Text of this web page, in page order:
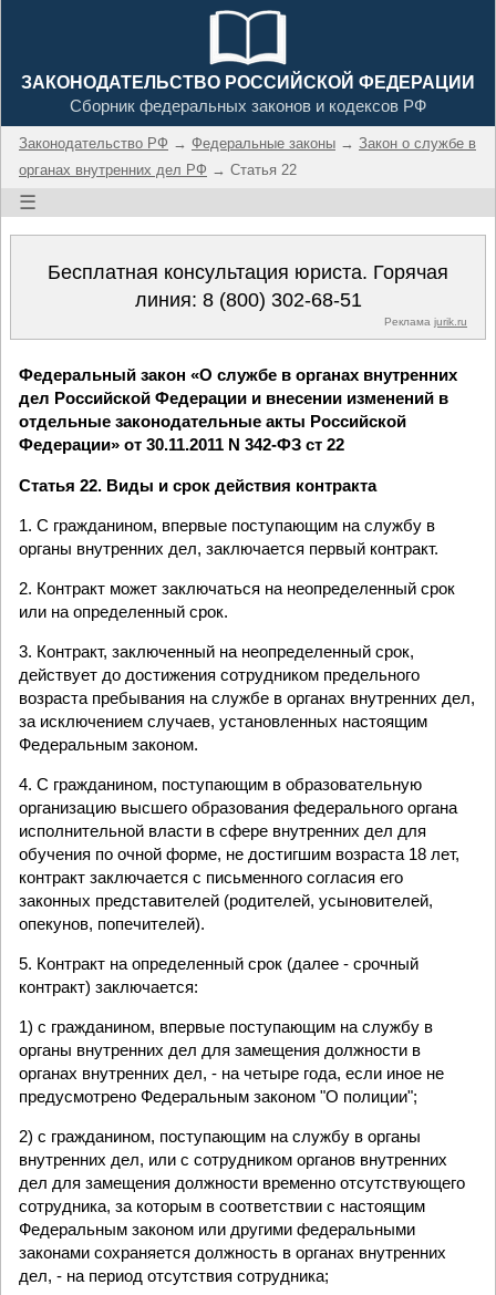
ЗАКОНОДАТЕЛЬСТВО РОССИЙСКОЙ ФЕДЕРАЦИИ
Сборник федеральных законов и кодексов РФ
Законодательство РФ → Федеральные законы → Закон о службе в
органах внутренних дел РФ → Статья 22
☰
Бесплатная консультация юриста. Горячая
линия: 8 (800) 302-68-51
Реклама jurik.ru
Федеральный закон «О службе в органах внутренних
дел Российской Федерации и внесении изменений в
отдельные законодательные акты Российской
Федерации» от 30.11.2011 N 342-ФЗ ст 22
Статья 22. Виды и срок действия контракта
1. С гражданином, впервые поступающим на службу в
органы внутренних дел, заключается первый контракт.
2. Контракт может заключаться на неопределенный срок
или на определенный срок.
3. Контракт, заключенный на неопределенный срок,
действует до достижения сотрудником предельного
возраста пребывания на службе в органах внутренних дел,
за исключением случаев, установленных настоящим
Федеральным законом.
4. С гражданином, поступающим в образовательную
организацию высшего образования федерального органа
исполнительной власти в сфере внутренних дел для
обучения по очной форме, не достигшим возраста 18 лет,
контракт заключается с письменного согласия его
законных представителей (родителей, усыновителей,
опекунов, попечителей).
5. Контракт на определенный срок (далее - срочный
контракт) заключается:
1) с гражданином, впервые поступающим на службу в
органы внутренних дел для замещения должности в
органах внутренних дел, - на четыре года, если иное не
предусмотрено Федеральным законом "О полиции";
2) с гражданином, поступающим на службу в органы
внутренних дел, или с сотрудником органов внутренних
дел для замещения должности временно отсутствующего
сотрудника, за которым в соответствии с настоящим
Федеральным законом или другими федеральными
законами сохраняется должность в органах внутренних
дел, - на период отсутствия сотрудника;